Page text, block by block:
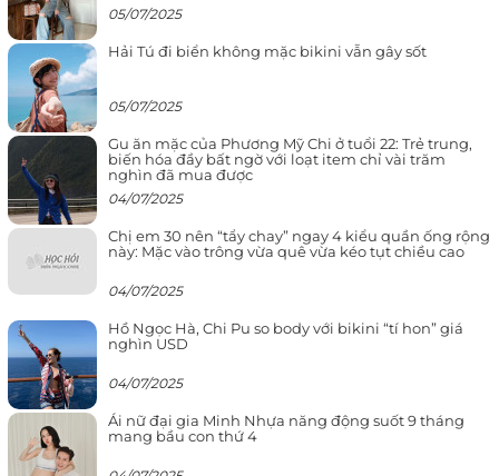
05/07/2025
Hải Tú đi biển không mặc bikini vẫn gây sốt
05/07/2025
Gu ăn mặc của Phương Mỹ Chi ở tuổi 22: Trẻ trung,
biến hóa đầy bất ngờ với loạt item chỉ vài trăm
nghìn đã mua được
04/07/2025
Chị em 30 nên “tẩy chay” ngay 4 kiểu quần ống rộng
này: Mặc vào trông vừa quê vừa kéo tụt chiều cao
04/07/2025
Hồ Ngọc Hà, Chi Pu so body với bikini “tí hon” giá
nghìn USD
04/07/2025
Ái nữ đại gia Minh Nhựa năng động suốt 9 tháng
mang bầu con thứ 4